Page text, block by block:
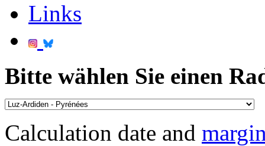
Links
Bitte wählen Sie einen
Calculation date and